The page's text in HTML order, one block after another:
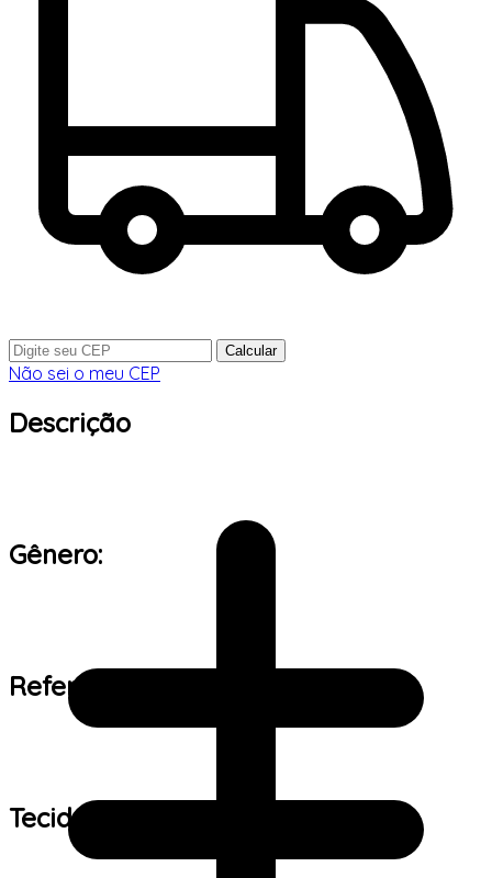
Calcular
Não sei o meu CEP
Descrição
Gênero:
Referência de tamanho:
Tecido: